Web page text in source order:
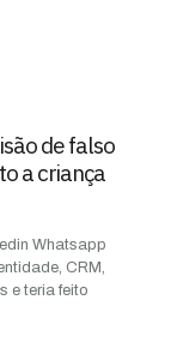
de falso
a criança
Whatsapp
CRM,
e teria feito